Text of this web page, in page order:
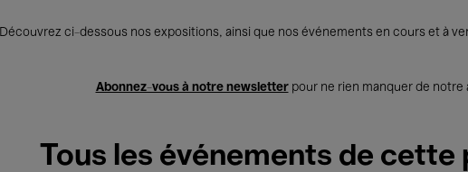
Découvrez ci-dessous nos expositions, ainsi que nos événements en cours et à
Abonnez-vous à notre newsletterpour ne rien manquer de notre
Tous les événements de cette